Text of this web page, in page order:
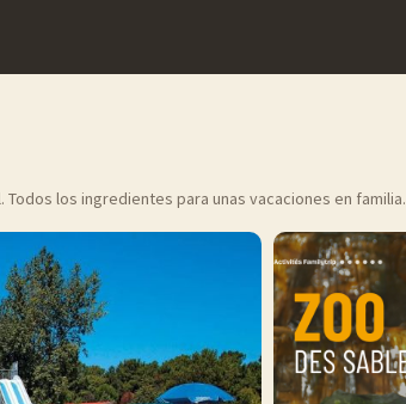
los ingredientes para unas vacaciones en familia.